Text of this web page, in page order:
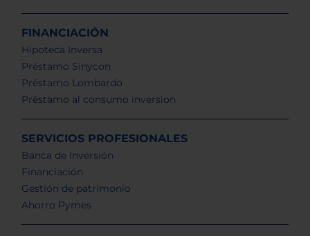
FINANCIACIÓN
Hipoteca Inversa
Préstamo Sinycon
Préstamo Lombardo
Préstamo al consumo inversion
SERVICIOS PROFESIONALES
Banca de Inversión
Financiación
Gestión de patrimonio
Ahorro Pymes